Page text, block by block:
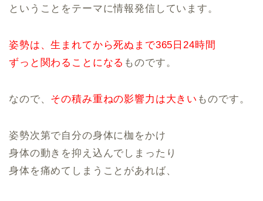
ということをテーマに情報発信しています。
姿勢は、生まれてから死ぬまで365日24時間
ずっと関わることになる ものです。
なので、 その積み重ねの影響力は大きい ものです。
姿勢次第で自分の身体に枷をかけ
身体の動きを抑え込んでしまったり
身体を痛めてしまうことがあれば、